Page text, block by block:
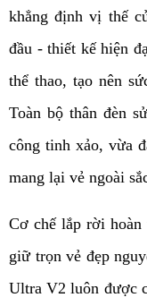
khẳng định vị thế
đầu - thiết kế hiện
thể thao, tạo nên
Toàn bộ thân đèn
công tinh xảo, vừa
mang lại vẻ ngoài
Cơ chế lắp rời
giữ trọn vẻ đẹp
Ultra V2 luôn được